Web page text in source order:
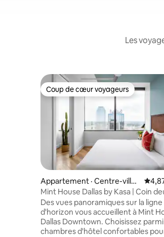
Les
Coup de cœur voyageurs
Coup de cœur voyageurs
Appartement · Centre-ville,
Dallas
Note
Mint House Dallas by Kasa | Coin
chambres
Des vues panoramiques sur la ligne
d'horizon vous accueillent à Mint
Dallas Downtown. Choisissez
chambres d'hôtel confortables